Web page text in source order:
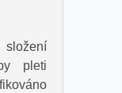
složení
pleti